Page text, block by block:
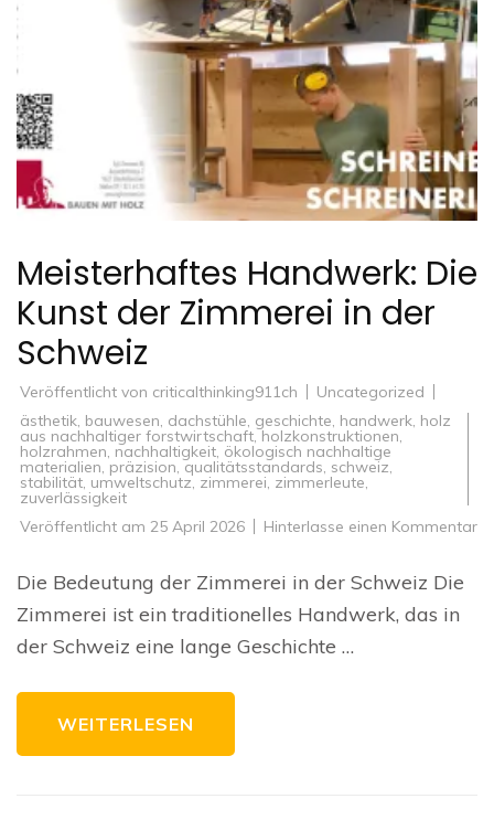
Meisterhaftes Handwerk: Die
Kunst der Zimmerei in der
Schweiz
Veröffentlicht von criticalthinking911ch
Uncategorized
ästhetik, bauwesen, dachstühle, geschichte, handwerk, holz
aus nachhaltiger forstwirtschaft,holzkonstruktionen,
holzrahmen, nachhaltigkeit, ökologisch nachhaltige
materialien, präzision,qualitätsstandards, schweiz,
stabilität, umweltschutz, zimmerei, zimmerleute,
zuverlässigkeit
Veröffentlicht am 25 April 2026 Hinterlasse einen Kommentarzu
Die Bedeutung der Zimmerei in der Schweiz Die
Zimmerei ist ein traditionelles Handwerk, das in
der Schweiz eine lange Geschichte …
WEITERLESEN